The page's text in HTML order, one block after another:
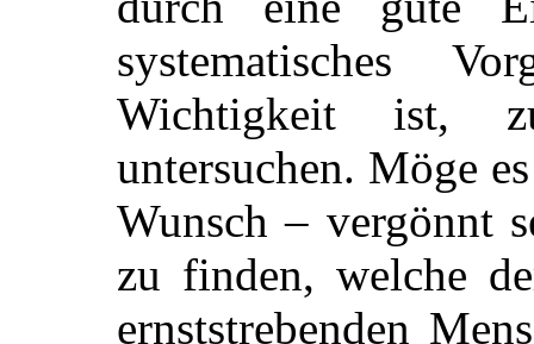
systematisches
Wichtigkeit ist,
untersuchen. Möge
Wunsch – vergönnt
zu finden, welche
ernststrebenden